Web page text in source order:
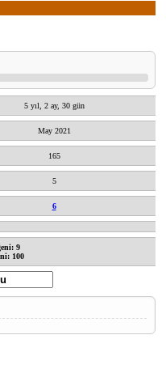
5 yıl, 2 ay, 30 gün
May 2021
165
5
6
9
100